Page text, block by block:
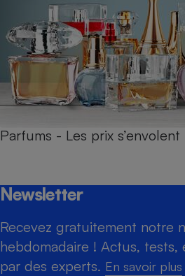
Parfums - Les prix s’envolent
Newsletter
Recevez gratuitement notre
hebdomadaire ! Actus, tests,
par des experts. En savoir plus